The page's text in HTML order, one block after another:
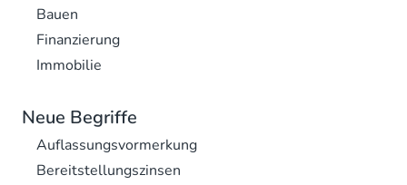
Bauen
Finanzierung
Immobilie
Neue Begriffe
Auflassungsvormerkung
Bereitstellungszinsen